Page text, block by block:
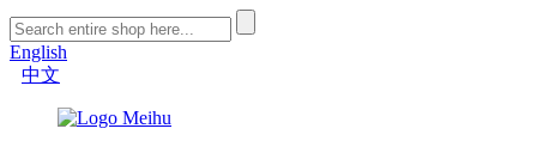
English
中文